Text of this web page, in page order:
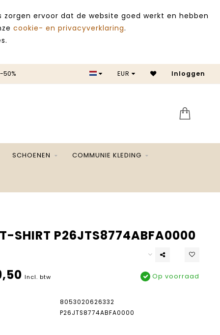
ervoor dat de website goed werkt en hebben
cookie- en privacyverklaring.
50% SALE
EUR Inloggen
SCHOENEN COMMUNIE KLEDING
SHIRT P26JTS8774ABFA0000
Incl. btw Op voorraad
8053020626332
P26JTS8774ABFA0000